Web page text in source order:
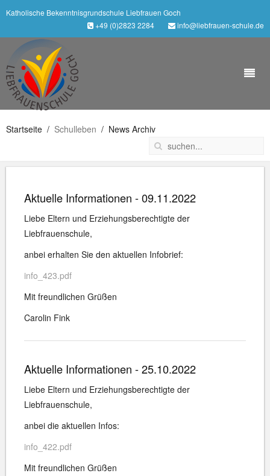
Katholische Bekenntnisgrundschule Liebfrauen Goch
+49 (0)2823 2284
info@liebfrauen-schule.de
Startseite Schulleben News Archiv
Aktuelle Informationen - 09.11.2022
Liebe Eltern und Erziehungsberechtigte der
Liebfrauenschule,
anbei erhalten Sie den aktuellen Infobrief:
info_423.pdf
Mit freundlichen Grüßen
Carolin Fink
Aktuelle Informationen - 25.10.2022
Liebe Eltern und Erziehungsberechtigte der
Liebfrauenschule,
anbei die aktuellen Infos:
info_422.pdf
Mit freundlichen Grüßen